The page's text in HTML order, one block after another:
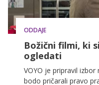
ODDAJE
Božični filmi, ki
ogledati
VOYO je pripravil
bodo pričarali pravo